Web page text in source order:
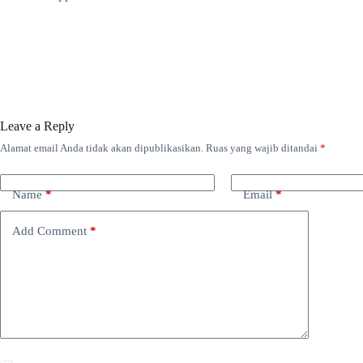
Leave a Reply
Alamat email Anda tidak akan dipublikasikan. Ruas yang wajib ditandai *
Name* Email*
Add Comment *